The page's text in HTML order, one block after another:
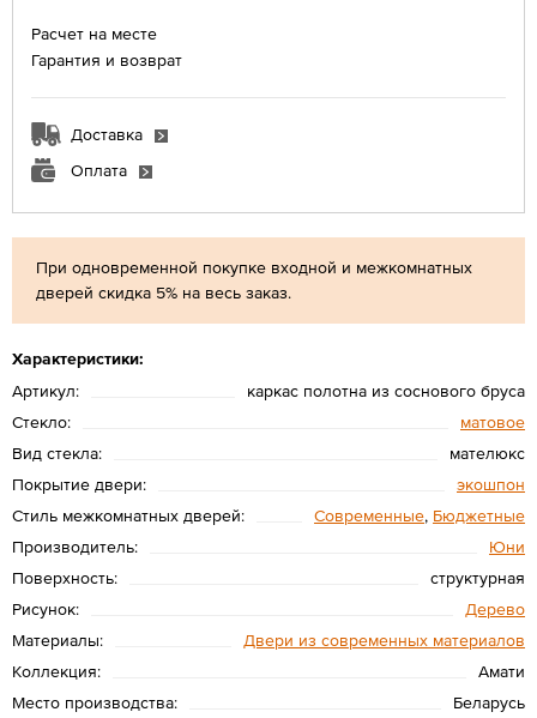
При одновременной покупке входной и межкомнатных
дверей скидка 5% на весь заказ.
Характеристики:
Артикул:
каркас полотна из соснового бруса
Стекло:
матовое
Вид стекла:
мателюкс
Покрытие двери:
экошпон
Стиль межкомнатных дверей:
Современные, Бюджетные
Производитель:
Юни
Поверхность:
структурная
Рисунок:
Дерево
Материалы:
Двери из современных материалов
Коллекция:
Амати
Место производства:
Беларусь
Расчет на месте
Гарантия и возврат
Доставка
Оплата